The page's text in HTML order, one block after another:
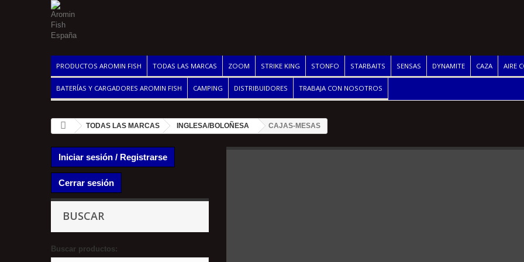
PRODUCTOS AROMIN FISH TODAS LAS MARCAS ZOOM STRIKE KING STONFO STARBAITS SENSAS DYNAMITE CAZA AIRE
BATERÍAS Y CARGADORES AROMIN FISH CAMPING DISTRIBUIDORES TRABAJA CON NOSOTROS
TODAS LAS MARCAS INGLESA/BOLOÑESA CAJAS-MESAS
Iniciar sesión / Registrarse
Cerrar sesión
BUSCAR
Buscar productos: